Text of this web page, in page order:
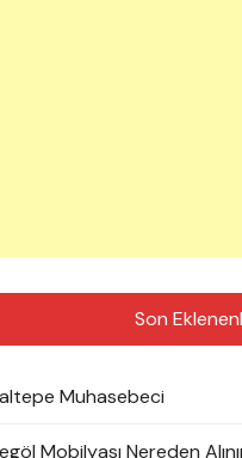
Son
Muhasebeci
Mobilyası Nereden